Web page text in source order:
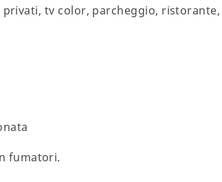
privati, tv color, parcheggio,
fumatori.